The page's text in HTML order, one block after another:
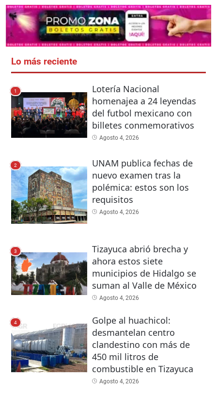
Lo más reciente
1
Lotería Nacional
homenajea a 24 leyendas
del futbol mexicano con
billetes conmemorativos
Agosto 4, 2026
2
UNAM publica fechas de
nuevo examen tras la
polémica: estos son los
requisitos
Agosto 4, 2026
3
Tizayuca abrió brecha y
ahora estos siete
municipios de Hidalgo se
suman al Valle de México
Agosto 4, 2026
4
Golpe al huachicol:
desmantelan centro
clandestino con más de
450 mil litros de
combustible en Tizayuca
Agosto 4, 2026